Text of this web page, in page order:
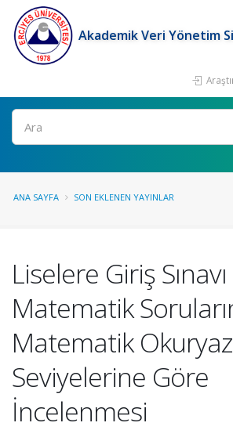
Akademik Veri Yönetim
Ara
ANA SAYFA SON EKLENEN YAYINLAR
Liselere Giriş Sınavı
Matematik
Matematik
Seviyelerine Göre
İncelenmesi